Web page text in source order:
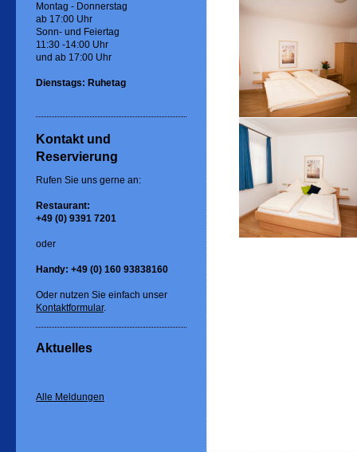
Montag - Donnerstag
ab 17:00 Uhr
Sonn- und Feiertag
11:30 -14:00 Uhr
und ab 17:00 Uhr
Dienstags: Ruhetag
Kontakt und
Reservierung
Rufen Sie uns gerne an:
Restaurant:
+49 (0) 9391 7201
oder
Handy: +49 (0) 160 93838160
Oder nutzen Sie einfach unser
Kontaktformular.
Aktuelles
Alle Meldungen